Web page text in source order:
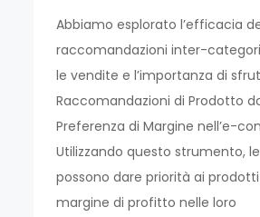
Abbiamo esplorato l’efficacia
raccomandazioni inter-
le vendite e l’importanza di
Raccomandazioni di Prodotto
Preferenza di Margine nell’e-
Utilizzando questo strumento,
possono dare priorità ai
margine di profitto nelle loro